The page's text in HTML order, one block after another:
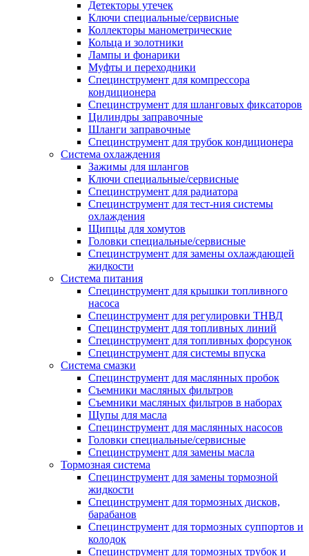
Детекторы утечек
Ключи специальные/сервисные
Коллекторы манометрические
Кольца и золотники
Лампы и фонарики
Муфты и переходники
Специнструмент для компрессора
кондиционера
Специнструмент для шланговых фиксаторов
Цилиндры заправочные
Шланги заправочные
Специнструмент для трубок кондиционера
Система охлаждения
Зажимы для шлангов
Ключи специальные/сервисные
Специнструмент для радиатора
Специнструмент для тест-ния системы
охлаждения
Щипцы для хомутов
Головки специальные/сервисные
Специнструмент для замены охлаждающей
жидкости
Система питания
Специнструмент для крышки топливного
насоса
Специнструмент для регулировки ТНВД
Специнструмент для топливных линий
Специнструмент для топливных форсунок
Специнструмент для системы впуска
Система смазки
Специнструмент для маслянных пробок
Съемники масляных фильтров
Съемники масляных фильтров в наборах
Щупы для масла
Специнструмент для маслянных насосов
Головки специальные/сервисные
Специнструмент для замены масла
Тормозная система
Специнструмент для замены тормозной
жидкости
Специнструмент для тормозных дисков,
барабанов
Специнструмент для тормозных суппортов и
колодок
Специнструмент для тормозных трубок и